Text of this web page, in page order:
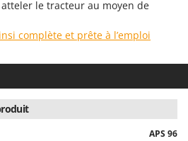
pour tracteur
le tracteur au moyen de
complète et prête à l’emploi
APS 96